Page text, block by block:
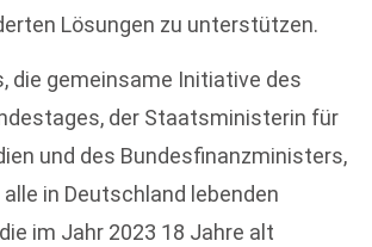
Lösungen zu unterstützen.
die gemeinsame Initiative des
der Staatsministerin für
und des Bundesfinanzministers,
in Deutschland lebenden
im Jahr 2023 18 Jahre alt